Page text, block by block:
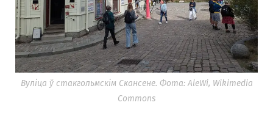
Вуліца ў стакгольмскім Скансене. Фота: AleWi, Wikimedia
Commons